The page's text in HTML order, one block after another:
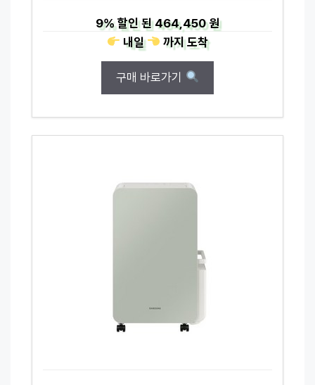
9%할인 된464,450 원
내일
까지도착
구매 바로가기